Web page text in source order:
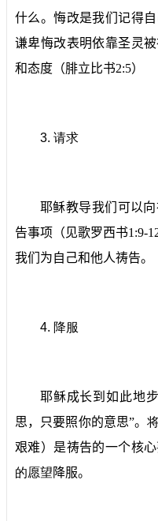
什么。悔改是我们记得
谦卑悔改表明依靠圣灵
和态度（腓立比书2:5）
3. 请求
耶稣教导我们可以
告事项（见歌罗西书1:9-
我们为自己和他人祷告。
4. 降服
耶稣成长到如此地
思，只要照你的意思”。
艰难）是祷告的一个核心
的愿望 降服。